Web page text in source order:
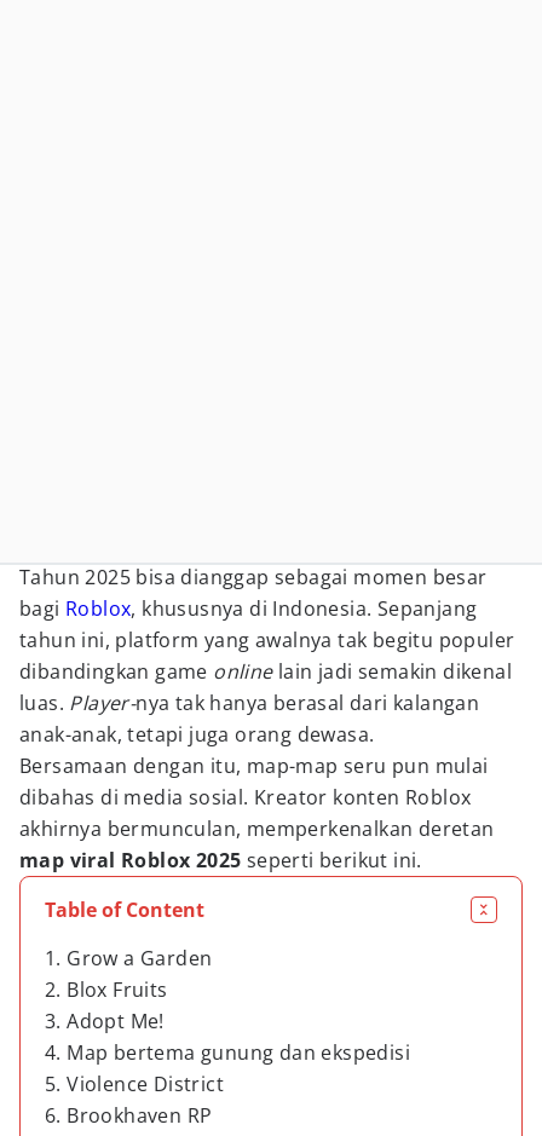
Tahun 2025 bisa dianggap sebagai momen besar
bagi Roblox, khususnya di Indonesia. Sepanjang
tahun ini, platform yang awalnya tak begitu populer
dibandingkan game online lain jadi semakin dikenal
luas. Player-nya tak hanya berasal dari kalangan
anak-anak, tetapi juga orang dewasa.
Bersamaan dengan itu, map-map seru pun mulai
dibahas di media sosial. Kreator konten Roblox
akhirnya bermunculan, memperkenalkan deretan
map viral Roblox 2025 seperti berikut ini.
Table of Content
1. Grow a Garden
2. Blox Fruits
3. Adopt Me!
4. Map bertema gunung dan ekspedisi
5. Violence District
6. Brookhaven RP